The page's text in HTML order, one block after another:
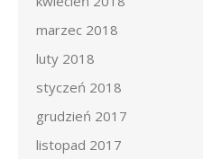
marzec 2018
luty 2018
styczeń 2018
grudzień 2017
listopad 2017